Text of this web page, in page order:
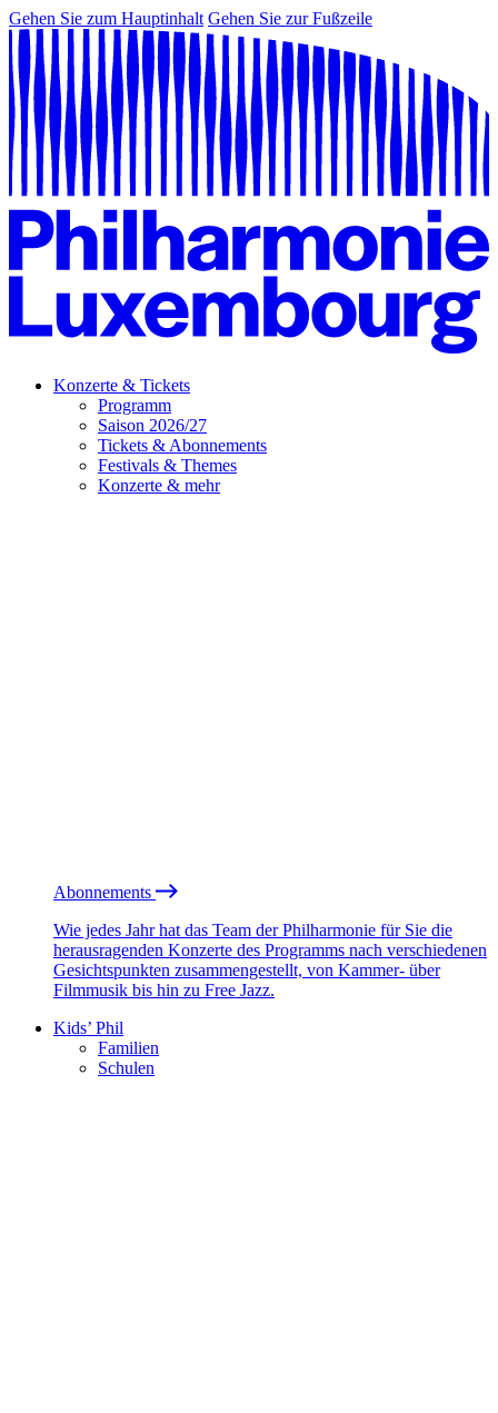
Gehen Sie zum Hauptinhalt Gehen Sie zur Fußzeile
Konzerte & Tickets
Programm
Saison 2026/27
Tickets & Abonnements
Festivals & Themes
Konzerte & mehr
Abonnements
Wie jedes Jahr hat das Team der Philharmonie für Sie die
herausragenden Konzerte des Programms nach verschiedenen
Gesichtspunkten zusammengestellt, von Kammer- über
Filmmusik bis hin zu Free Jazz.
Kids’ Phil
Familien
Schulen